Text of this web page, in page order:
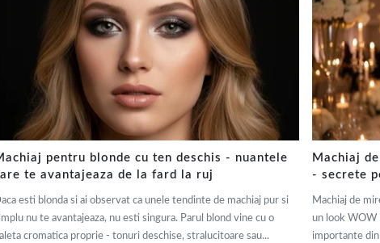
pentru blonde cu ten deschis - nuantele
te avantajeaza de la fard la ruj
esti blonda si ai observat ca unele tendinte de machiaj pur si
nu te avantajeaza, nu esti singura. Parul blond vine cu o
cromatica proprie - tonuri deschise, stralucitoare sau...
Machiaj
- secrete
Machiaj de
un look WOW
importante din